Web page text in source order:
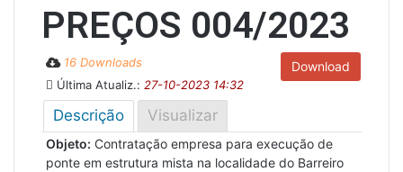
PREÇOS 004/2023
Download
16 Downloads
Última Atualiz.: 27-10-2023 14:32
Descrição Visualizar
Objeto: Contratação empresa para execução de
ponte em estrutura mista na localidade do Barreiro